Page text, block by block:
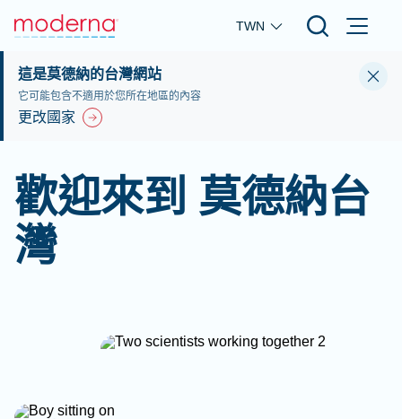
Skip to main content
TWN
這是莫德納的台灣網站
它可能包含不適用於您所在地區的內容
更改國家
歡迎來到 莫德納台
灣